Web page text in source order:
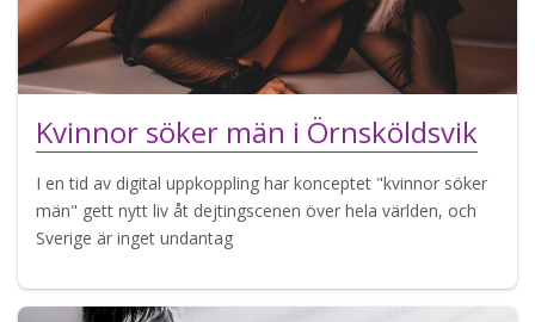
Kvinnor söker män i Örnsköldsvik
I en tid av digital uppkoppling har konceptet "kvinnor söker
män" gett nytt liv åt dejtingscenen över hela världen, och
Sverige är inget undantag